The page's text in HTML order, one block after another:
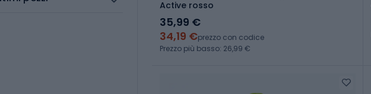
Active rosso
35,99 €
34,19 €prezzo con codice
Prezzo più basso: 26,99 €